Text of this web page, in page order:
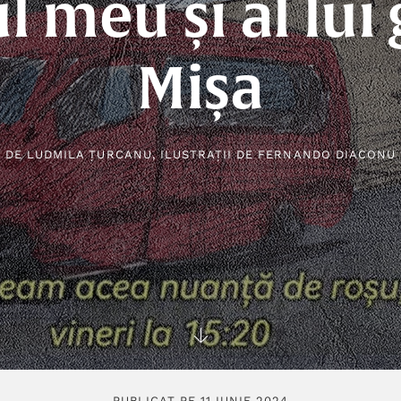
meu și al lui
Mișa
DELUDMILA ȚURCANU, ILUSTRAȚII DEFERNANDO DIACONU